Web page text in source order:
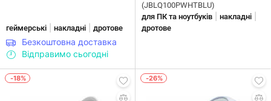
геймерські накладні дротове
Безкоштовна доставка
Відправимо сьогодні
(JBLQ100PWHTBLU)
для ПК та ноутбуків
накладні
дротове
-18% -26%